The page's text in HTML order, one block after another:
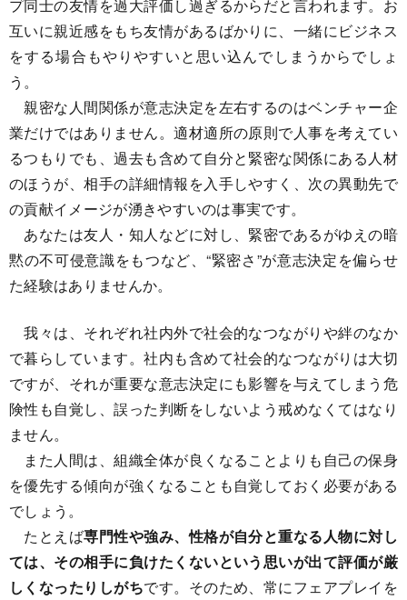
プ同士の友情を過大評価し過ぎるからだと言われます。お
互いに親近感をもち友情があるばかりに、一緒にビジネス
をする場合もやりやすいと思い込んでしまうからでしょ
う。
親密な人間関係が意志決定を左右するのはベンチャー企
業だけではありません。適材適所の原則で人事を考えてい
るつもりでも、過去も含めて自分と緊密な関係にある人材
のほうが、相手の詳細情報を入手しやすく、次の異動先で
の貢献イメージが湧きやすいのは事実です。
あなたは友人・知人などに対し、緊密であるがゆえの暗
黙の不可侵意識をもつなど、“緊密さ”が意志決定を偏らせ
た経験はありませんか。
我々は、それぞれ社内外で社会的なつながりや絆のなか
で暮らしています。社内も含めて社会的なつながりは大切
ですが、それが重要な意志決定にも影響を与えてしまう危
険性も自覚し、誤った判断をしないよう戒めなくてはなり
ません。
また人間は、組織全体が良くなることよりも自己の保身
を優先する傾向が強くなることも自覚しておく必要がある
でしょう。
たとえば専門性や強み、性格が自分と重なる人物に対し
ては、その相手に負けたくないという思いが出て評価が厳
しくなったりしがちです。そのため、常にフェアプレイを